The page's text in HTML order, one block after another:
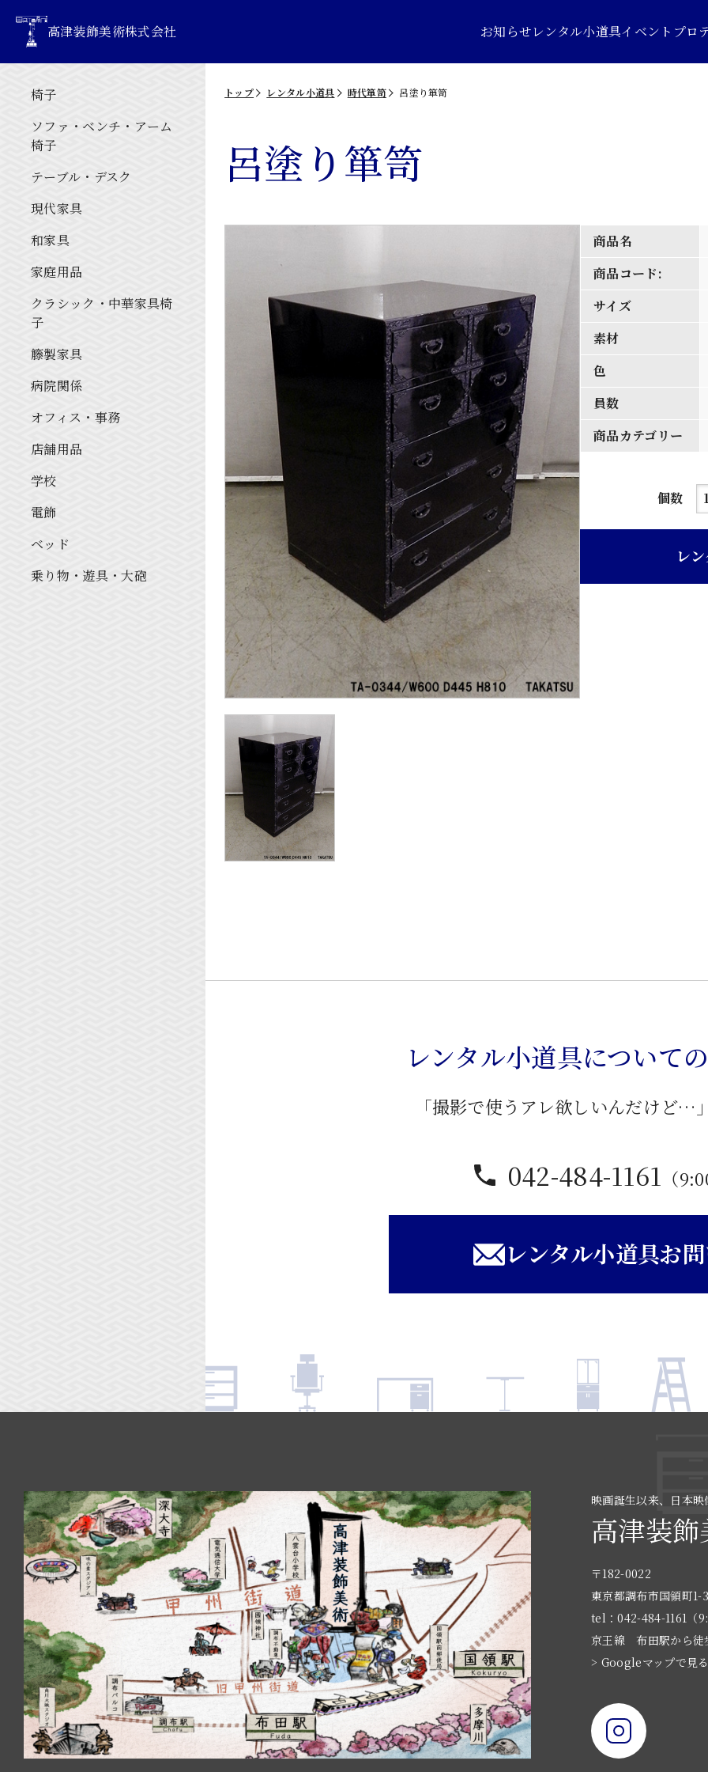
高津装飾美術株式会社 お知らせレンタル小道具イベントプロ
椅子
ソファ・ベンチ・アーム
椅子
テーブル・デスク
現代家具
和家具
家庭用品
クラシック・中華家具椅
子
籐製家具
病院関係
オフィス・事務
店舗用品
学校
電飾
ベッド
乗り物・遊具・大砲
トップ レンタル小道具 時代箪笥 呂塗り箪笥
呂塗り箪笥
商品名
商品コード:
サイズ
素材
色
員数
商品カテゴリー
個数
呂
レ
レンタル小道具について
「撮影で使うアレ欲しいんだけど…
042-484-1161 （
レンタル小道具お
映画誕生以来、日本
高津装
〒182-0022
東京都調布市国領町1-
tel：042-484-1161（
京王線 布田駅から徒
> Googleマップで見る